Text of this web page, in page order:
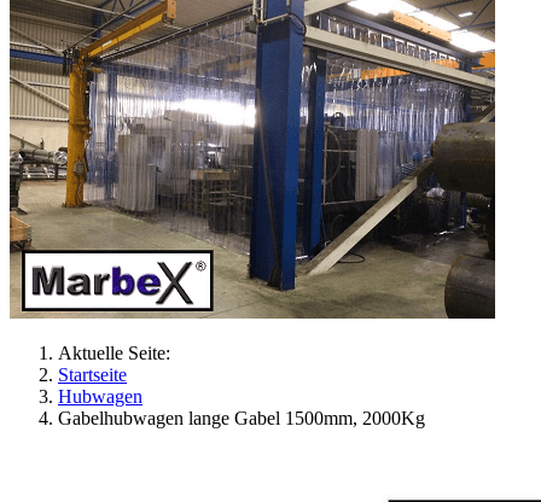
Aktuelle Seite:
Startseite
Hubwagen
Gabelhubwagen lange Gabel 1500mm, 2000Kg